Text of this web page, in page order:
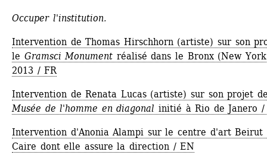
Occuper l'institution.
Intervention de Thomas Hirschhorn (artiste) sur son
le Gramsci Monument réalisé dans le Bronx (New
2013 / FR
Intervention de Renata Lucas (artiste) sur son projet
Musée de l'homme en diagonal initié à Rio de Janero
Intervention d'Anonia Alampi sur le centre d'art Beirut
Caire dont elle assure la direction / EN